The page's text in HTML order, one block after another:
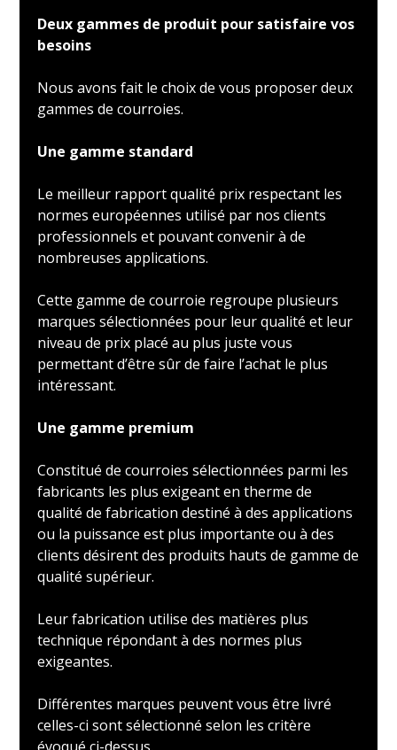
Deux gammes de produit pour satisfaire vos
besoins
Nous avons fait le choix de vous proposer deux
gammes de courroies.
Une gamme standard
Le meilleur rapport qualité prix respectant les
normes européennes utilisé par nos clients
professionnels et pouvant convenir à de
nombreuses applications.
Cette gamme de courroie regroupe plusieurs
marques sélectionnées pour leur qualité et leur
niveau de prix placé au plus juste vous
permettant d’être sûr de faire l’achat le plus
intéressant.
Une gamme premium
Constitué de courroies sélectionnées parmi les
fabricants les plus exigeant en therme de
qualité de fabrication destiné à des applications
ou la puissance est plus importante ou à des
clients désirent des produits hauts de gamme de
qualité supérieur.
Leur fabrication utilise des matières plus
technique répondant à des normes plus
exigeantes.
Différentes marques peuvent vous être livré
celles-ci sont sélectionné selon les critère